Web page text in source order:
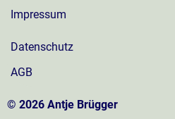
Impressum
Datenschutz
AGB
© 2026 Antje Brügger